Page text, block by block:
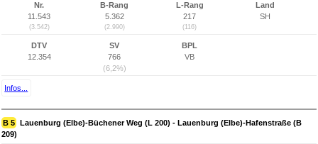
Nr.
11.543
(3.542)
B-Rang
5.362
(2.990)
L-Rang
217
(116)
Land
SH
DTV
12.354
SV
766
(6,2%)
BPL
VB
Infos...
B 5 Lauenburg (Elbe)-Büchener Weg (L 200) - Lauenburg (Elbe)-Hafenstraße (B
209)